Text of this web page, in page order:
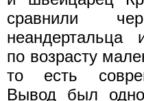
сравнили
неандертальца
по возрасту
то есть
Вывод был